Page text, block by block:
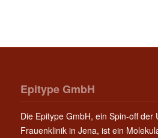
Epitype GmbH
Die Epitype GmbH, ein Spin-off der
Frauenklinik in Jena, ist ein